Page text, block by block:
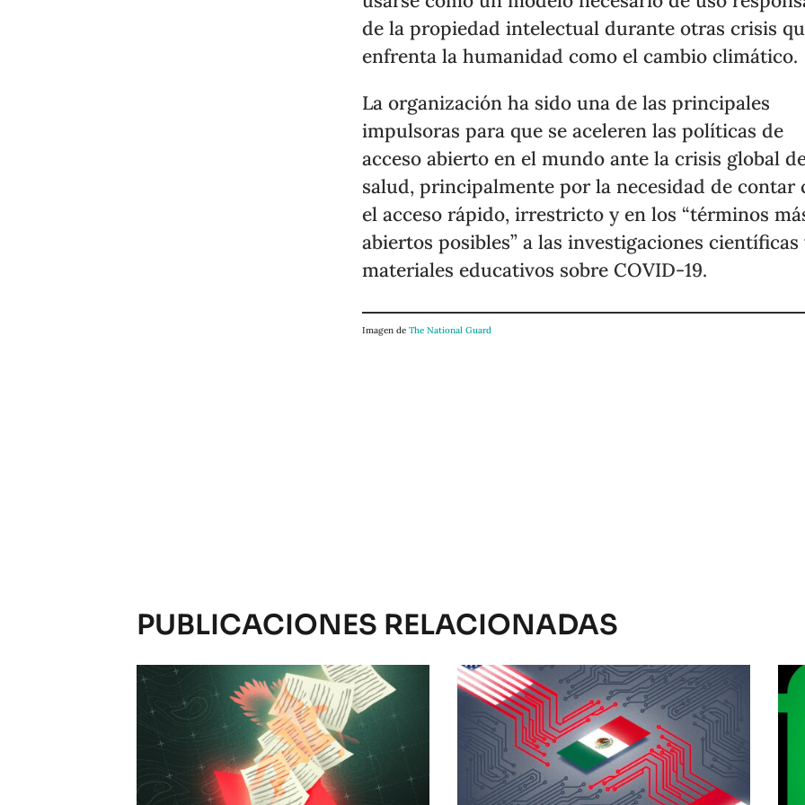
de la propiedad intelectual durante otras crisis
enfrenta la humanidad como el cambio climático.
La organización ha sido una de las principales
impulsoras para que se aceleren las políticas de
acceso abierto en el mundo ante la crisis global
salud, principalmente por la necesidad de contar
el acceso rápido, irrestricto y en los “términos
abiertos posibles” a las investigaciones científicas
materiales educativos sobre COVID-19.
Imagen deThe National Guard
PUBLICACIONES RELACIONADAS